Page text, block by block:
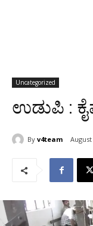
Uncategorized
ಉಡುಪಿ :
By v4team August